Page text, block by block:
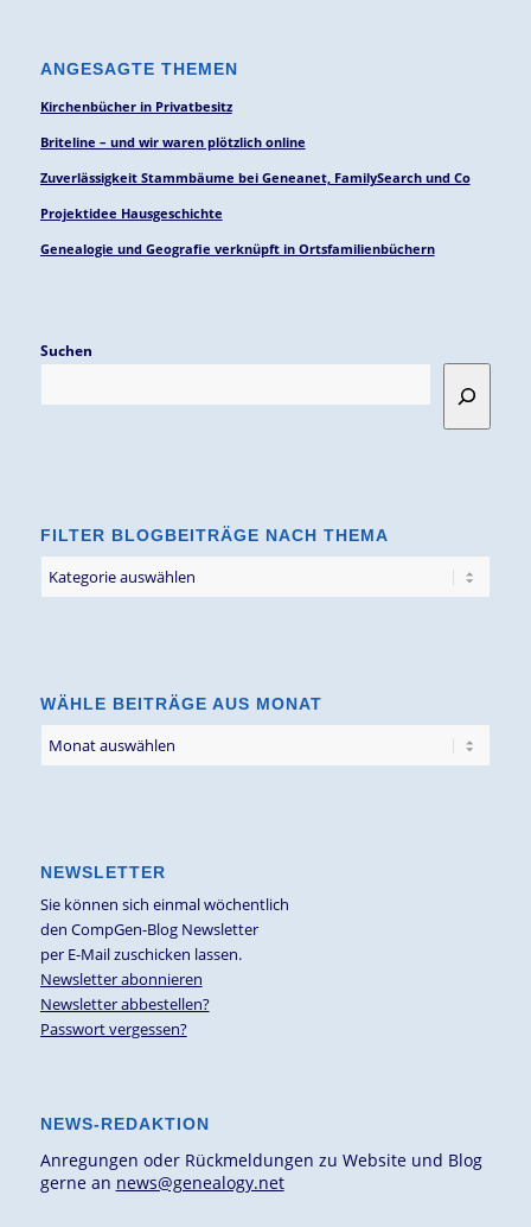
ANGESAGTE THEMEN
Kirchenbücher in Privatbesitz
Briteline – und wir waren plötzlich online
Zuverlässigkeit Stammbäume bei Geneanet, FamilySearch und Co
Projektidee Hausgeschichte
Genealogie und Geografie verknüpft in Ortsfamilienbüchern
Suchen
FILTER BLOGBEITRÄGE NACH THEMA
Blogbeiträge
WÄHLE BEITRÄGE AUS MONAT
NEWSLETTER
Sie können sich einmal wöchentlich
den CompGen-Blog Newsletter
per E-Mail zuschicken lassen.
Newsletter abonnieren
Newsletter abbestellen?
Passwort vergessen?
NEWS-REDAKTION
Anregungen oder Rückmeldungen zu Website und Blog
gerne an news@genealogy.net